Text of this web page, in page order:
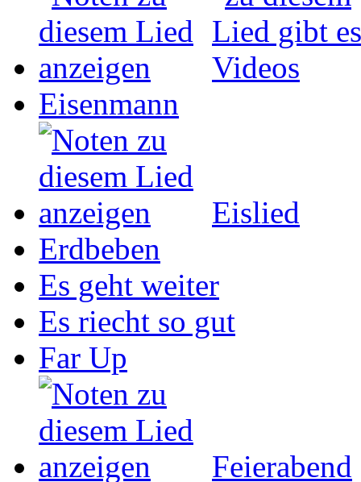
Eisenmann
Eislied
Erdbeben
Es geht weiter
Es riecht so gut
Far Up
Feierabend